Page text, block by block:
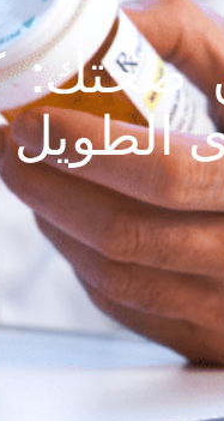
الطويل